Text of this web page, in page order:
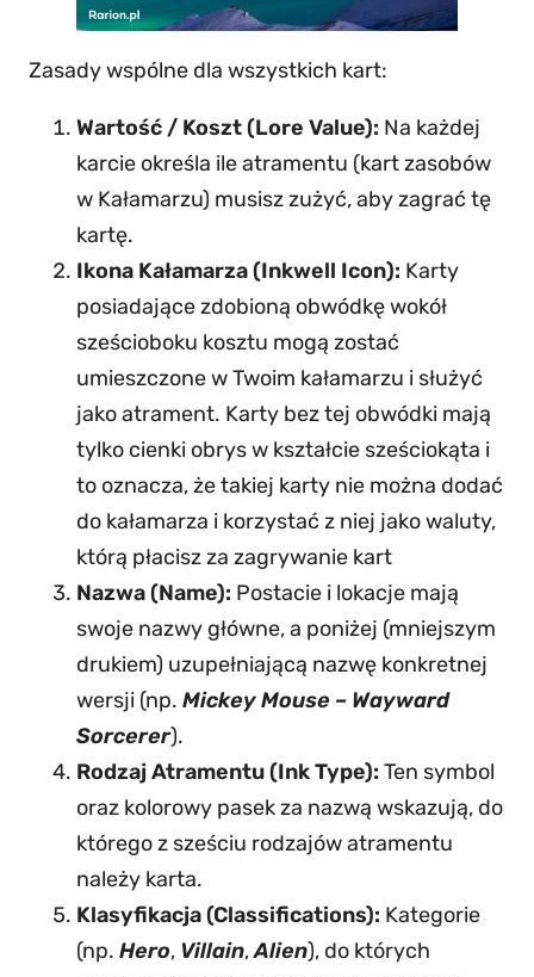
Zasady wspólne dla wszystkich kart:
Wartość / Koszt (Lore Value): Na każdej
karcie określa ile atramentu (kart zasobów
w Kałamarzu) musisz zużyć, aby zagrać tę
kartę.
Ikona Kałamarza (Inkwell Icon): Karty
posiadające zdobioną obwódkę wokół
sześcioboku kosztu mogą zostać
umieszczone w Twoim kałamarzu i służyć
jako atrament. Karty bez tej obwódki mają
tylko cienki obrys w kształcie sześciokąta i
to oznacza, że takiej karty nie można dodać
do kałamarza i korzystać z niej jako waluty,
którą płacisz za zagrywanie kart
Nazwa (Name): Postacie i lokacje mają
swoje nazwy główne, a poniżej (mniejszym
drukiem) uzupełniającą nazwę konkretnej
wersji (np. Mickey Mouse – Wayward
Sorcerer).
Rodzaj Atramentu (Ink Type): Ten symbol
oraz kolorowy pasek za nazwą wskazują, do
którego z sześciu rodzajów atramentu
należy karta.
Klasyfikacja (Classifications): Kategorie
(np. Hero, Villain,Alien), do których